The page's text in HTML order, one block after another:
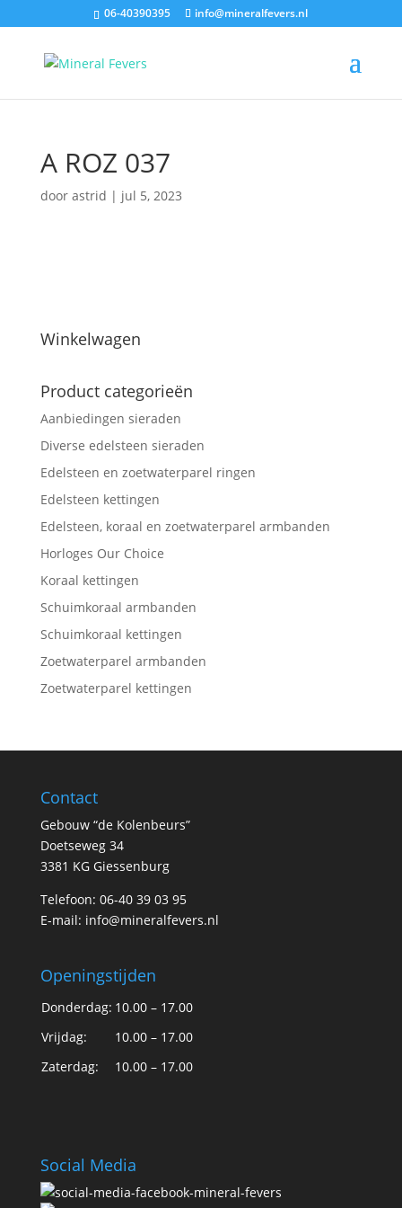
06-40390395 info@mineralfevers.nl
A ROZ 037
door astrid | jul 5, 2023
Winkelwagen
Product categorieën
Aanbiedingen sieraden
Diverse edelsteen sieraden
Edelsteen en zoetwaterparel ringen
Edelsteen kettingen
Edelsteen, koraal en zoetwaterparel armbanden
Horloges Our Choice
Koraal kettingen
Schuimkoraal armbanden
Schuimkoraal kettingen
Zoetwaterparel armbanden
Zoetwaterparel kettingen
Contact
Gebouw “de Kolenbeurs”
Doetseweg 34
3381 KG Giessenburg
Telefoon: 06-40 39 03 95
E-mail: info@mineralfevers.nl
Openingstijden
Donderdag: 10.00 – 17.00
Vrijdag:
10.00 – 17.00
Zaterdag:
10.00 – 17.00
Social Media